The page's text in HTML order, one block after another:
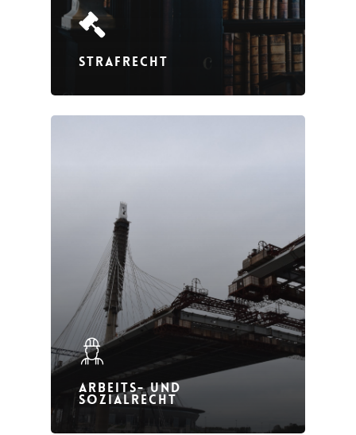
STRAFRECHT
ARBEITS- UND
SOZIALRECHT